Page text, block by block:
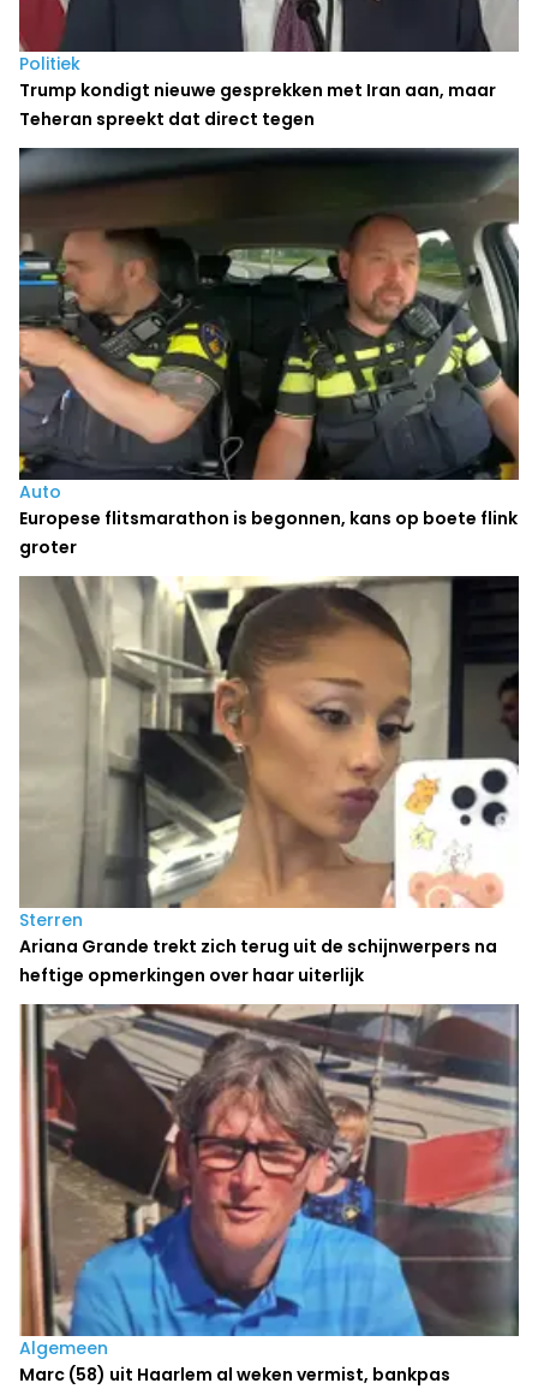
Politiek
Trump kondigt nieuwe gesprekken met Iran aan, maar
Teheran spreekt dat direct tegen
Auto
Europese flitsmarathon is begonnen, kans op boete flink
groter
Sterren
Ariana Grande trekt zich terug uit de schijnwerpers na
heftige opmerkingen over haar uiterlijk
Algemeen
Marc (58) uit Haarlem al weken vermist, bankpas